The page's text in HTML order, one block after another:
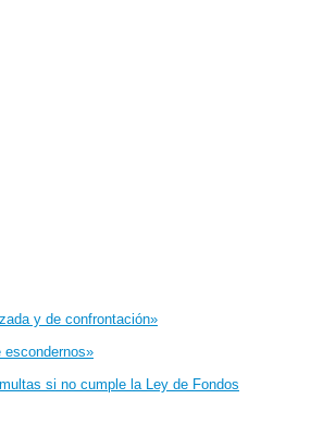
y de confrontación»
si no cumple la Ley de Fondos